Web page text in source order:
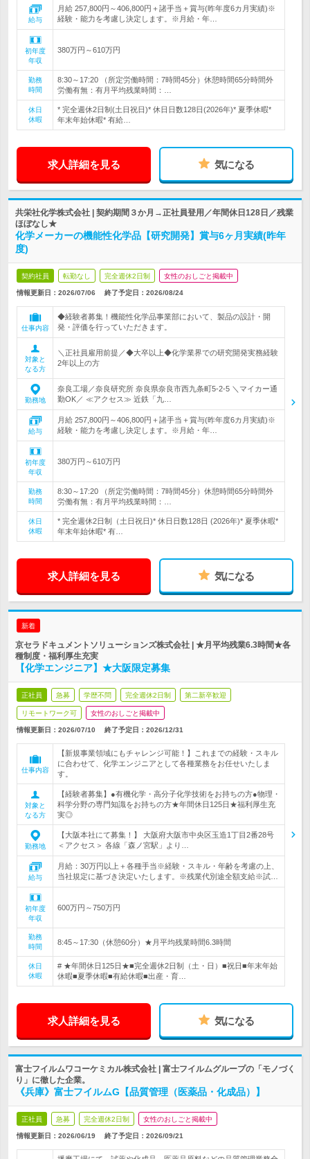
給与
月給 257,800円～406,800円＋諸手当＋賞与(昨年度6カ月実績)※
経験・能力を考慮し決定します。※月給・年…
初年度
年収
380万円～610万円
勤務
時間
8:30～17:20 （所定労働時間：7時間45分）休憩時間65分時間外
労働有無：有月平均残業時間：…
休日
休暇
* 完全週休2日制(土日祝日)* 休日日数128日(2026年)* 夏季休暇*
年末年始休暇* 有給…
求人詳細を見る 気になる
共栄社化学株式会社 | 契約期間３か月→正社員登用／年間休日128日／残業
ほぼなし★
化学メーカーの機能性化学品【研究開発】賞与6ヶ月実績(昨年
度)
契約社員 転勤なし 完全週休2日制 女性のおしごと掲載中
情報更新日：2026/07/06 終了予定日： 2026/08/24
仕事内容
◆経験者募集！機能性化学品事業部において、製品の設計・開
発・評価を行っていただきます。
対象と
なる方
＼正社員雇用前提／◆大卒以上◆化学業界での研究開発実務経験
2年以上の方
勤務地
奈良工場／奈良研究所 奈良県奈良市西九条町5-2-5 ＼マイカー通
勤OK／ ≪アクセス≫ 近鉄「九…
給与
月給 257,800円～406,800円＋諸手当＋賞与(昨年度6カ月実績)※
経験・能力を考慮し決定します。※月給・年…
初年度
年収
380万円～610万円
勤務
時間
8:30～17:20 （所定労働時間：7時間45分）休憩時間65分時間外
労働有無：有月平均残業時間：…
休日
休暇
* 完全週休2日制（土日祝日)* 休日日数128日 (2026年)* 夏季休暇*
年末年始休暇* 有…
求人詳細を見る 気になる
新着
京セラドキュメントソリューションズ株式会社 | ★月平均残業6.3時間★各
種制度・福利厚生充実
【化学エンジニア】★大阪限定募集
正社員 急募 学歴不問 完全週休2日制 第二新卒歓迎
リモートワーク可 女性のおしごと掲載中
情報更新日：2026/07/10 終了予定日： 2026/12/31
仕事内容
【新規事業領域にもチャレンジ可能！】これまでの経験・スキル
に合わせて、化学エンジニアとして各種業務をお任せいたしま
す。
対象と
なる方
【経験者募集】●有機化学・高分子化学技術をお持ちの方●物理・
科学分野の専門知識をお持ちの方★年間休日125日★福利厚生充
実◎
勤務地
【大阪本社にて募集！】 大阪府大阪市中央区玉造1丁目2番28号
＜アクセス＞ 各線「森ノ宮駅」より…
給与
月給：30万円以上＋各種手当※経験・スキル・年齢を考慮の上、
当社規定に基づき決定いたします。※残業代別途全額支給※試…
初年度
年収
600万円～750万円
勤務
時間
8:45～17:30（休憩60分）★月平均残業時間6.3時間
休日
休暇
# ★年間休日125日★■完全週休2日制（土・日）■祝日■年末年始
休暇■夏季休暇■有給休暇■出産・育…
求人詳細を見る 気になる
富士フイルムワコーケミカル株式会社 | 富士フイルムグループの「モノづく
り」に徹した企業。
《兵庫》富士フイルムG【品質管理（医薬品・化成品）】
正社員 急募 完全週休2日制 女性のおしごと掲載中
情報更新日：2026/06/19 終了予定日： 2026/09/21